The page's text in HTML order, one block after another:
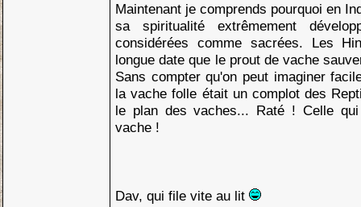
Maintenant je comprends pourquoi en
sa spiritualité extrêmement
considérées comme sacrées. Les
longue date que le prout de vache
Sans compter qu'on peut imaginer
la vache folle était un complot des
le plan des vaches... Raté ! Celle
vache !
Dav, qui file vite au lit